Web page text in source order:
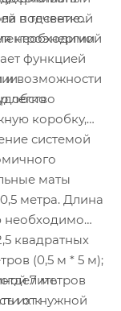
подсветкой
необходимой
в течение
функцией
и возможности
легко
коробку,
системой
маты
метра. Длина
необходимо
квадратных
(0,5 м * 5 м);
7 метров
от нужной
их к